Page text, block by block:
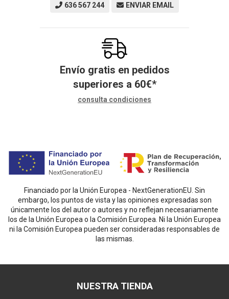
636 567 244 ENVIAR EMAIL
Envío gratis en pedidos
superiores a 60€*
consulta condiciones
Financiado por la Unión Europea - NextGenerationEU. Sin
embargo, los puntos de vista y las opiniones expresadas son
únicamente los del autor o autores y no reflejan necesariamente
los de la Unión Europea o la Comisión Europea. Ni la Unión Europea
ni la Comisión Europea pueden ser consideradas responsables de
las mismas.
NUESTRA TIENDA